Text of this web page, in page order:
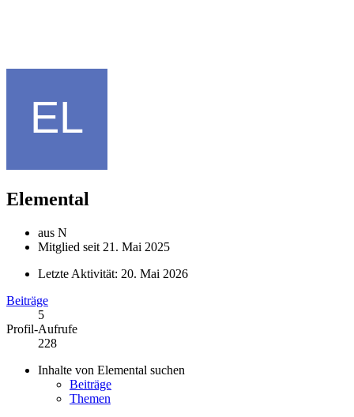
Elemental
aus N
Mitglied seit 21. Mai 2025
Letzte Aktivität: 20. Mai 2026
Beiträge
5
Profil-Aufrufe
228
Inhalte von Elemental suchen
Beiträge
Themen